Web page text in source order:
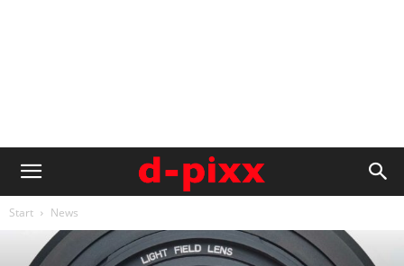
Start News